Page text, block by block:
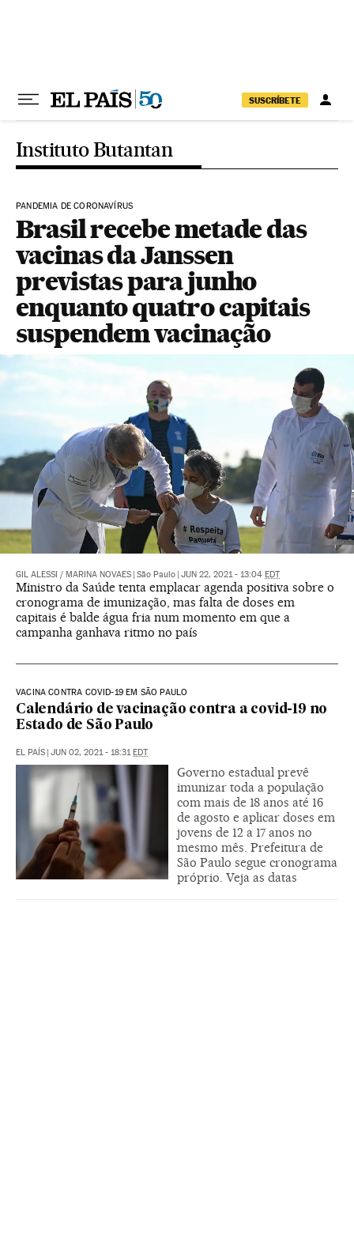
SUSCRÍBETE
Instituto Butantan
PANDEMIA DE CORONAVÍRUS
Brasil recebe metade das
vacinas da Janssen
previstas para junho
enquanto quatro capitais
suspendem vacinação
GIL ALESSI / MARINA NOVAES São Paulo JUN 22, 2021 - 13:04 EDT
Ministro da Saúde tenta emplacar agenda positiva sobre o
cronograma de imunização, mas falta de doses em
capitais é balde água fria num momento em que a
campanha ganhava ritmo no país
VACINA CONTRA COVID-19 EM SÃO PAULO
Calendário de vacinação contra a covid-19 no
Estado de São Paulo
EL PAÍS JUN 02, 2021 - 18:31 EDT
Governo estadual prevê
imunizar toda a população
com mais de 18 anos até 16
de agosto e aplicar doses em
jovens de 12 a 17 anos no
mesmo mês. Prefeitura de
São Paulo segue cronograma
próprio. Veja as datas